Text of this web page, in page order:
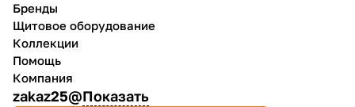
Бренды
Щитовое оборудование
Коллекции
Помощь
Компания
zakaz25@Показать